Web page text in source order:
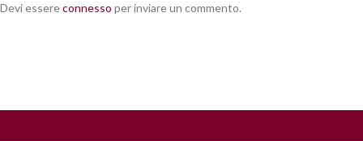
Devi essereconnesso per inviare un commento.